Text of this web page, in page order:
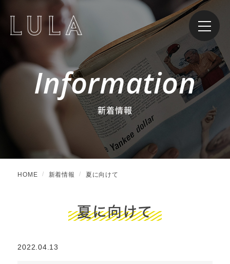
Information
新着情報
HOME 新着情報 夏に向けて
夏に向けて
2022.04.13